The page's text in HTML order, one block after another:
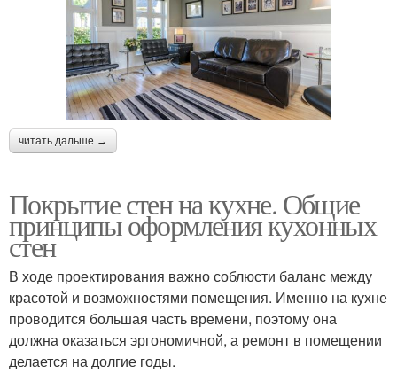
читать дальше →
Покрытие стен на кухне. Общие
принципы оформления кухонных
стен
В ходе проектирования важно соблюсти баланс между
красотой и возможностями помещения. Именно на кухне
проводится большая часть времени, поэтому она
должна оказаться эргономичной, а ремонт в помещении
делается на долгие годы.